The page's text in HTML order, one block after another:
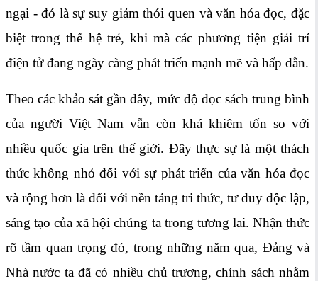
ngại - đó là sự suy giảm thói quen và văn hóa đọc, đặc
biệt trong thế hệ trẻ, khi mà các phương tiện giải trí
điện tử đang ngày càng phát triến mạnh mẽ và hấp dẫn.
Theo các khảo sát gần đây, mức độ đọc sách trung bình
của người Việt Nam vẫn còn khá khiêm tốn so với
nhiều quốc gia trên thế giới. Đây thực sự là một thách
thức không nhỏ đối với sự phát triển của văn hóa đọc
và rộng hơn là đối với nền tảng tri thức, tư duy độc lập,
sáng tạo của xã hội chúng ta trong tương lai. Nhận thức
rõ tầm quan trọng đó, trong những năm qua, Đảng và
Nhà nước ta đã có nhiều chủ trương, chính sách nhằm